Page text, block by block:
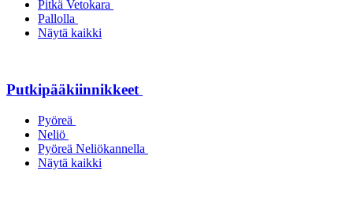
Pitkä Vetokara
Pallolla
Näytä kaikki
Putkipääkiinnikkeet
Pyöreä
Neliö
Pyöreä Neliökannella
Näytä kaikki